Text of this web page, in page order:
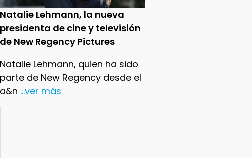
Natalie Lehmann, la nueva
presidenta de cine y televisión
de New Regency Pictures
Natalie Lehmann, quien ha sido
parte de New Regency desde el
a&n ...ver más